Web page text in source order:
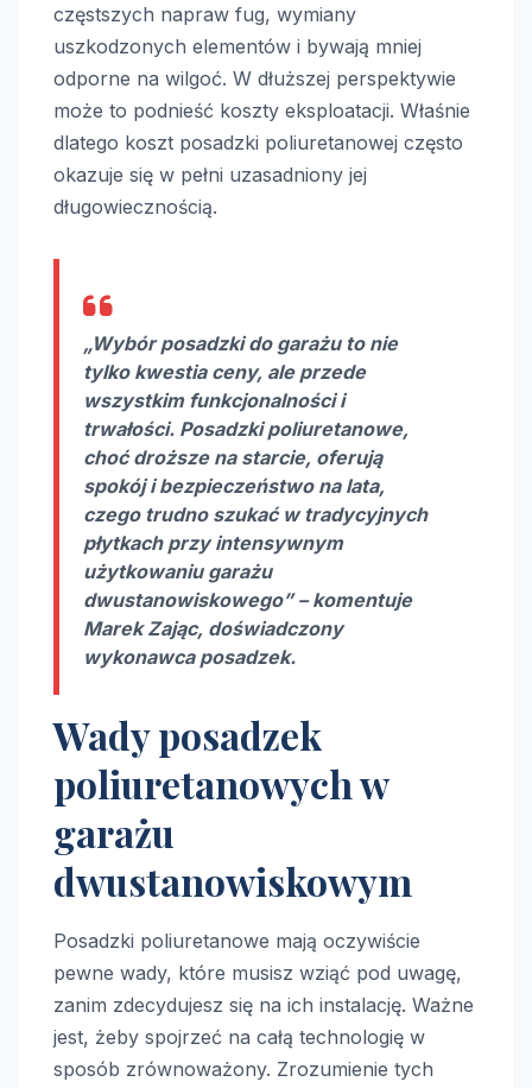
częstszych napraw fug, wymiany
uszkodzonych elementów i bywają mniej
odporne na wilgoć. W dłuższej perspektywie
może to podnieść koszty eksploatacji. Właśnie
dlatego koszt posadzki poliuretanowej często
okazuje się w pełni uzasadniony jej
długowiecznością.
„Wybór posadzki do garażu to nie
tylko kwestia ceny, ale przede
wszystkim funkcjonalności i
trwałości. Posadzki poliuretanowe,
choć droższe na starcie, oferują
spokój i bezpieczeństwo na lata,
czego trudno szukać w tradycyjnych
płytkach przy intensywnym
użytkowaniu garażu
dwustanowiskowego” – komentuje
Marek Zając, doświadczony
wykonawca posadzek.
Wady posadzek
poliuretanowych w
garażu
dwustanowiskowym
Posadzki poliuretanowe mają oczywiście
pewne wady, które musisz wziąć pod uwagę,
zanim zdecydujesz się na ich instalację. Ważne
jest, żeby spojrzeć na całą technologię w
sposób zrównoważony. Zrozumienie tych